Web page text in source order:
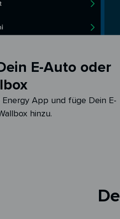
E-Auto oder
App und füge Dein E-
hinzu.